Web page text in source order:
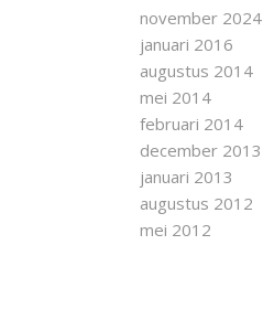
november 2024
januari 2016
augustus 2014
mei 2014
februari 2014
december 2013
januari 2013
augustus 2012
mei 2012